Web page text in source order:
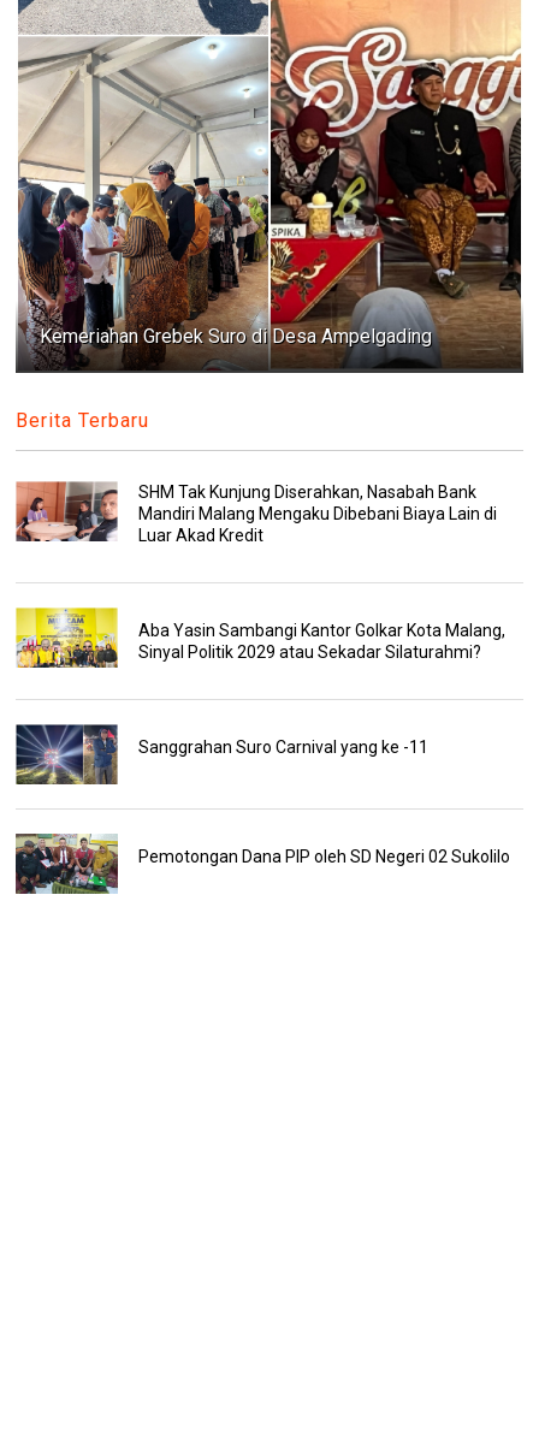
Kemeriahan Grebek Suro di Desa Ampelgading
Berita Terbaru
SHM Tak Kunjung Diserahkan, Nasabah Bank
Mandiri Malang Mengaku Dibebani Biaya Lain di
Luar Akad Kredit
Aba Yasin Sambangi Kantor Golkar Kota Malang,
Sinyal Politik 2029 atau Sekadar Silaturahmi?
Sanggrahan Suro Carnival yang ke -11
Pemotongan Dana PIP oleh SD Negeri 02 Sukolilo